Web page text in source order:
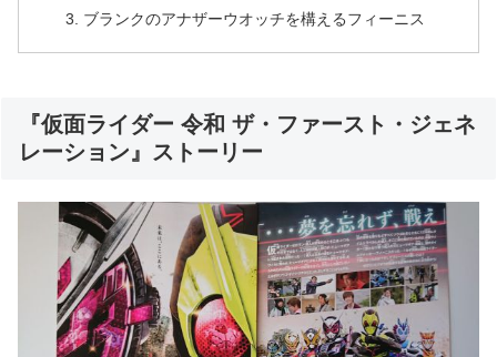
ブランクのアナザーウオッチを構えるフィーニス
『仮面ライダー 令和 ザ・ファースト・ジェネ
レーション』ストーリー